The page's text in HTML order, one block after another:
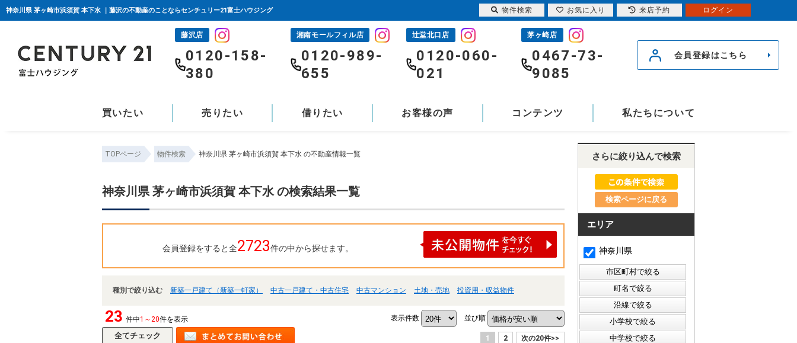
神奈川県 茅ヶ崎市浜須賀 本下水 ｜藤沢の不動産のことならセンチュリー21富士ハウジング
藤沢店
0120-158-
380
湘南モールフィル店
0120-989-
655
辻堂北口店
0120-060-
021
茅ヶ崎店
0467-73-
9085
会員登録はこちら
買いたい 売りたい 借りたい お客様の声 コンテンツ 私たちについて
TOPページ 物件検索 神奈川県 茅ヶ崎市浜須賀 本下水 の不動産情報一覧
神奈川県 茅ヶ崎市浜須賀 本下水 の検索結果一覧
会員登録をすると全2723件の中から探せます。
種別で絞り込む 新築一戸建て（新築一軒家） 中古一戸建て・中古住宅 中古マンション 土地・売地 投資用・収益物件
23 件中1～20件を表示 表示件数 並び順
1 2 次の20件>>
さらに絞り込んで検索
検索ページに戻る
エリア
神奈川県
物件検索 お気に入り 来店予約 ログイン